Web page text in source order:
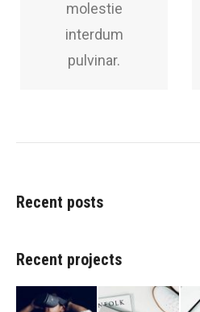
molestie
interdum
pulvinar.
Recent posts
Recent projects